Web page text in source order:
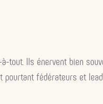
tout. Ils énervent bien
fédérateurs et